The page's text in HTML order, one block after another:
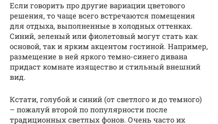
Если говорить про другие вариации цветового
решения, то чаще всего встречаются помещения
для отдыха, выполненные в холодных оттенках.
Синий, зеленый или фиолетовый могут стать как
основой, так и ярким акцентом гостиной. Например,
размещение в ней яркого темно-синего дивана
придаст комнате изящество и стильный внешний
вид.
Кстати, голубой и синий (от светлого и до темного)
– пожалуй второй по популярности после
традиционных светлых фонов. Очень часто их